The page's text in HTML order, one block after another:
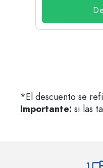
*El descuento se
Importante: si las